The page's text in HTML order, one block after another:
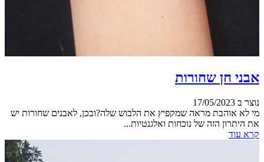
אבני חן שחורות
נוצר ב 17/05/2023
מי לא אוהבת מראה שמקפיץ את הלבוש שלה?ובכן, לאבנים שחורות יש
את היתרון הזה של נוכחות ואלגנטיות...
קרא עוד